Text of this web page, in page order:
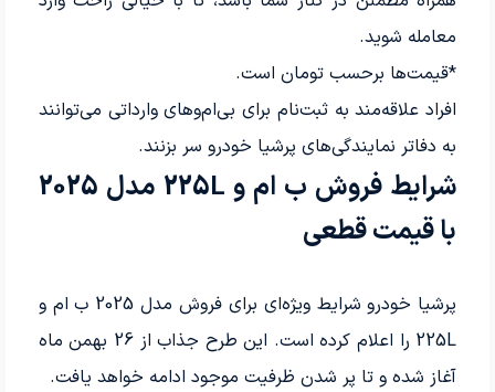
معامله شوید.
*قیمت‌ها برحسب تومان است.
افراد علاقه‌مند به ثبت‌نام برای بی‌ام‌وهای وارداتی می‌توانند
به دفاتر نمایندگی‌های پرشیا خودرو سر بزنند.
شرایط فروش ب ام و 225L مدل 2025
با قیمت قطعی
پرشیا خودرو شرایط ویژه‌ای برای فروش مدل 2025 ب ام و
225L را اعلام کرده است. این طرح جذاب از 26 بهمن ماه
آغاز شده و تا پر شدن ظرفیت موجود ادامه خواهد یافت.